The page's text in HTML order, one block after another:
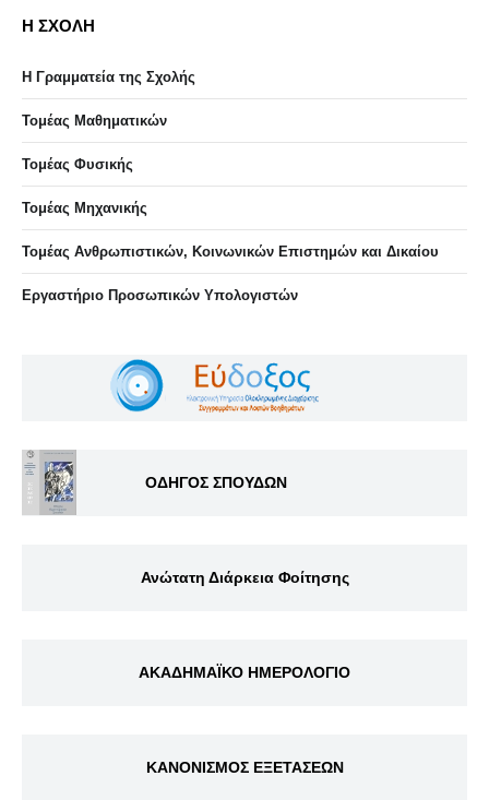
Η ΣΧΟΛΗ
Η Γραμματεία της Σχολής
Τομέας Μαθηματικών
Τομέας Φυσικής
Τομέας Μηχανικής
Τομέας Ανθρωπιστικών, Κοινωνικών Επιστημών και Δικαίου
Eργαστήριo Προσωπικών Υπολογιστών
ΟΔΗΓΟΣ ΣΠΟΥΔΩΝ
Ανώτατη Διάρκεια Φοίτησης
ΑΚΑΔΗΜΑΪΚΟ ΗΜΕΡΟΛΟΓΙΟ
ΚΑΝΟΝΙΣΜΟΣ ΕΞΕΤΑΣΕΩΝ